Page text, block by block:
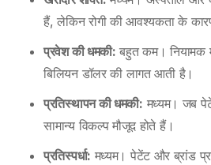
हैं, लेकिन रोगी की आवश्यकता के कारण
प्रवेश की धमकी: बहुत कम। नियामक
बिलियन डॉलर की लागत आती है।
प्रतिस्थापन की धमकी: मध्यम। जब
सामान्य विकल्प मौजूद होते हैं।
प्रतिस्पर्धा: मध्यम। पेटेंट और ब्रांड